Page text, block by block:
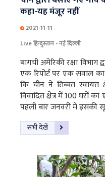
कहा-यह मंजूर नहीं
2021-11-11
Live हिन्दुस्तान - नई दिल्ली
बागची अमेरिकी रक्षा विभाग
एक रिपोर्ट पर एक सवाल
कि चीन ने तिब्बत
विवादित क्षेत्र में 100 घरों
पहली बार जनवरी में इसकी
सभी देखें